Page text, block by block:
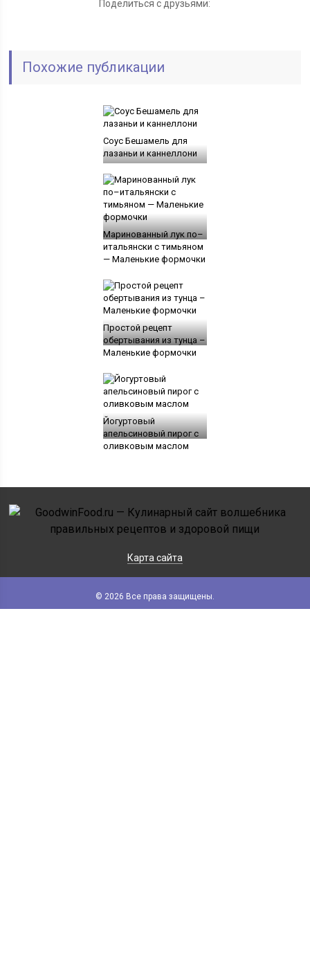
Поделиться с друзьями:
Похожие публикации
Соус Бешамель для
лазаньи и каннеллони
Маринованный лук по–
итальянски с тимьяном
— Маленькие формочки
Простой рецепт
обертывания из тунца –
Маленькие формочки
Йогуртовый
апельсиновый пирог с
оливковым маслом
Карта сайта
© 2026 Все права защищены.